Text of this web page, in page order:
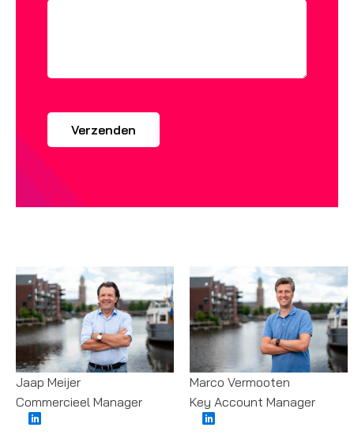
Jaap Meijer
Commercieel Manager
Marco Vermooten
Key Account Manager